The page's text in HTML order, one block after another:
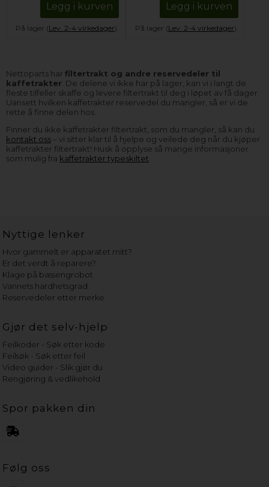
Legg i kurven
På lager (Lev. 2-4 virkedager).
Legg i kurven
På lager (Lev. 2-4 virkedager).
Nettoparts har filtertrakt og andre reservedeler til
kaffetrakter. De delene vi ikke har på lager, kan vi i langt de
fleste tilfeller skaffe og levere filtertrakt til deg i løpet av få dager.
Uansett hvilken kaffetrakter reservedel du mangler, så er vi de
rette å finne delen hos.
Finner du ikke kaffetrakter filtertrakt, som du mangler, så kan du
kontakt oss– vi sitter klar til å hjelpe og veilede deg når du kjøper
kaffetrakter filtertrakt! Husk å opplyse så mange informasjoner
som mulig fra kaffetrakter typeskiltet.
Nyttige lenker
Hvor gammelt er apparatet mitt?
Er det verdt å reparere?
Klage på bassengrobot
Vannets hardhetsgrad
Reservedeler etter merke
Gjør det selv-hjelp
Feilkoder - Søk etter kode
Feilsøk - Søk etter feil
Video guider - Slik gjør du
Rengjøring & vedlikehold
Spor pakken din
Følg oss